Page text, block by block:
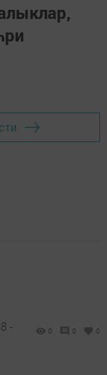
-
0 0 0